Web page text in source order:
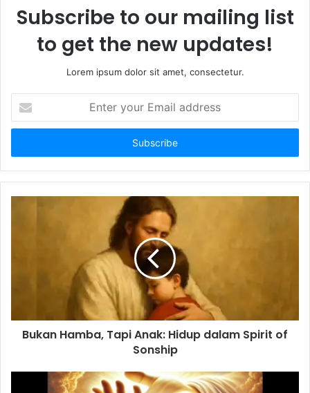
Subscribe to our mailing list
to get the new updates!
Lorem ipsum dolor sit amet, consectetur.
t
r
y
Bukan Hamba, Tapi Anak: Hidup dalam Spirit of
Sonship